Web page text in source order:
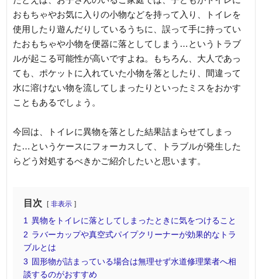
おもちゃやお気に入りの小物などを持って入り、トイレを
使用したり遊んだりしているうちに、誤って手に持ってい
たおもちゃや小物を便器に落としてしまう…というトラブ
ルが起こる可能性が高いですよね。もちろん、大人であっ
ても、ポケットに入れていた小物を落としたり、間違って
水に溶けない物を流してしまったりといったミスをおかす
こともあるでしょう。
今回は、トイレに異物を落とした結果詰まらせてしまっ
た…というケースにフォーカスして、トラブルが発生した
らどう対処するべきかご紹介したいと思います。
目次 非表示
1
異物をトイレに落としてしまったときに気をつけること
2 ラバーカップや真空式パイプクリーナーが効果的なトラ
ブルとは
3 固形物が詰まっている場合は無理せず水道修理業者へ相
談するのがおすすめ